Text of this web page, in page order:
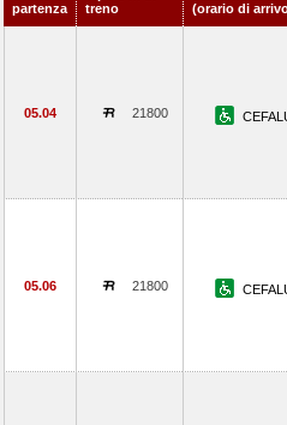
partenza
treno
(orario di
05.04 21800
05.06 21800